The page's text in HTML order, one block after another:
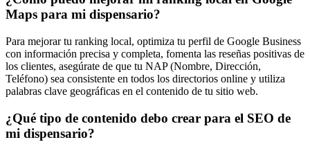
Maps para mi dispensario?
Para mejorar tu ranking local, optimiza tu perfil de Google Business
con información precisa y completa, fomenta las reseñas positivas de
los clientes, asegúrate de que tu NAP (Nombre, Dirección,
Teléfono) sea consistente en todos los directorios online y utiliza
palabras clave geográficas en el contenido de tu sitio web.
¿Qué tipo de contenido debo crear para el SEO de
mi dispensario?